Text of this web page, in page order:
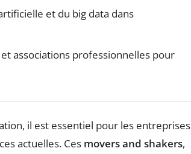
et du big data dans
associations professionnelles pour
il est essentiel pour les entreprises
actuelles. Ces movers and shakers,